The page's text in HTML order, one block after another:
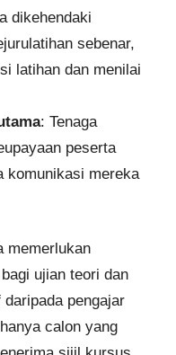
dikehendaki
sebenar,
latihan dan menilai
: Tenaga
peserta
komunikasi mereka
memerlukan
ujian teori dan
pengajar
calon yang